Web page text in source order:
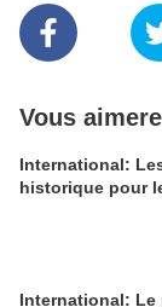
Vous
International:
historique pour
International: